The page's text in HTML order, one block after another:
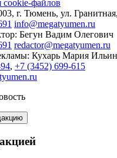
cookie-файлов
г. Тюмень, ул.
info@megatyumen.ru
Бегун Вадим Олегович
redactor@megatyumen.ru
Кухарь Мария
, +7 (3452) 699-615